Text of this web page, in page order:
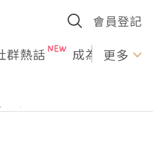
會員登記
群熱話 成為U更多